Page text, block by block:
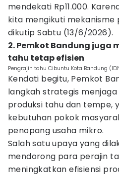
mendekati Rp11.000.
kita mengikuti mekanisme
dikutip Sabtu (13/6/2026).
2. Pemkot Bandung juga
tahu tetap efisien
Pengrajin tahu Cibuntu Kota Bandung
Kendati begitu, Pemkot
langkah strategis
produksi tahu dan tempe,
kebutuhan pokok
penopang usaha mikro.
Salah satu upaya yang
mendorong para perajin
meningkatkan efisiensi